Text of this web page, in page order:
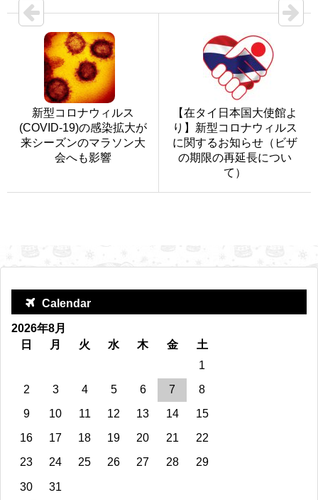
新型コロナウィルス
(COVID-19)の感染拡大が
来シーズンのマラソン大
会へも影響
【在タイ日本国大使館よ
り】新型コロナウィルス
に関するお知らせ（ビザ
の期限の再延長につい
て）
Calendar
2026年8月
日
月 火 水 木 金
土
1
2
3 4 5 6 7
8
9
10 11 12 13 14
15
16
17 18 19 20 21
22
23
24 25 26 27 28 29
30
31